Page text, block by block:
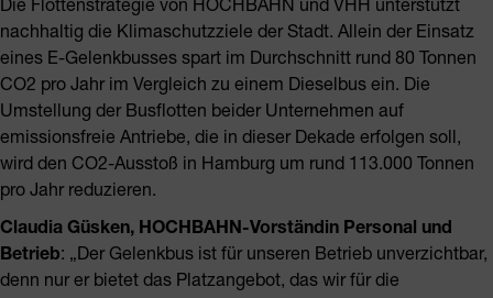
nachhaltig die Klimaschutzziele der Stadt. Allein der Einsatz
eines E-Gelenkbusses spart im Durchschnitt rund 80 Tonnen
CO2 pro Jahr im Vergleich zu einem Dieselbus ein. Die
Umstellung der Busflotten beider Unternehmen auf
emissionsfreie Antriebe, die in dieser Dekade erfolgen soll,
wird den CO2-Ausstoß in Hamburg um rund 113.000 Tonnen
pro Jahr reduzieren.
Claudia Güsken, HOCHBAHN-Vorständin Personal und
Betrieb: „Der Gelenkbus ist für unseren Betrieb unverzichtbar,
denn nur er bietet das Platzangebot, das wir für die